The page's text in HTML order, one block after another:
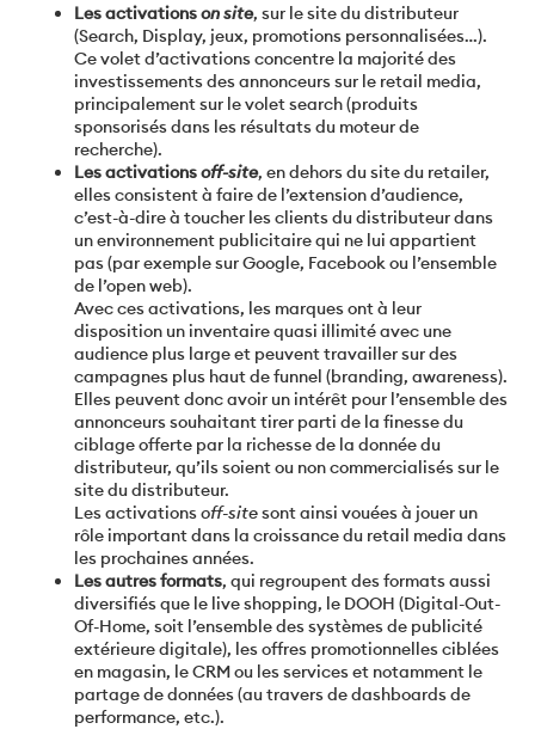
Les activationson site, sur le site du distributeur
(Search, Display, jeux, promotions personnalisées…).
Ce volet d’activations concentre la majorité des
investissements des annonceurs sur le retail media,
principalement sur le volet search (produits
sponsorisés dans les résultats du moteur de
recherche).
Les activationsoff-site, en dehors du site du retailer,
elles consistent à faire de l’extension d’audience,
c’est-à-dire à toucher les clients du distributeur dans
un environnement publicitaire qui ne lui appartient
pas (par exemple sur Google, Facebook ou l’ensemble
de l’open web).
Avec ces activations, les marques ont à leur
disposition un inventaire quasi illimité avec une
audience plus large et peuvent travailler sur des
campagnes plus haut de funnel (branding, awareness).
Elles peuvent donc avoir un intérêt pour l’ensemble des
annonceurs souhaitant tirer parti de la finesse du
ciblage offerte par la richesse de la donnée du
distributeur, qu’ils soient ou non commercialisés sur le
site du distributeur.
Les activationsoff-sitesont ainsi vouées à jouer un
rôle important dans la croissance du retail media dans
les prochaines années.
Les autres formats, qui regroupent des formats aussi
diversifiés que le live shopping, le DOOH (Digital-Out-
Of-Home, soit l’ensemble des systèmes de publicité
extérieure digitale), les offres promotionnelles ciblées
en magasin, le CRM ou les services et notamment le
partage de données (au travers de dashboards de
performance, etc.).